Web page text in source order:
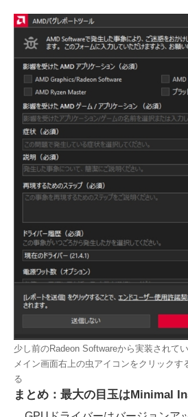
少し前のRadeon Softwareから実装されて
メイン画面右上の虫アイコンをクリックす
る
まとめ：最大の目玉はMinimal